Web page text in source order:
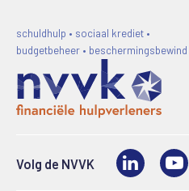
schuldhulp • sociaal krediet •
budgetbeheer • beschermingsbewind
Volg de NVVK LinkedIn